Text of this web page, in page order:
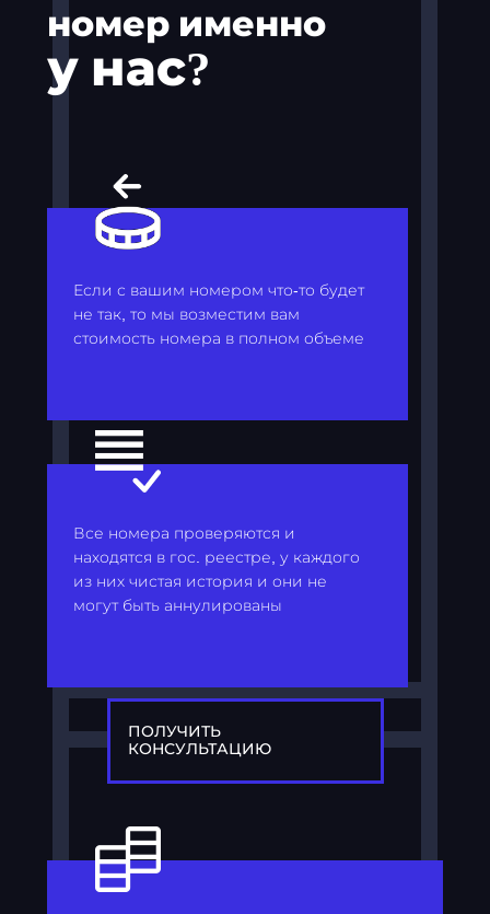
номер именно
у нас?
Если с вашим номером что-то будет
не так, то мы возместим вам
стоимость номера в полном объеме
Все номера проверяются и
находятся в гос. реестре, у каждого
из них чистая история и они не
могут быть аннулированы
ПОЛУЧИТЬ
КОНСУЛЬТАЦИЮ